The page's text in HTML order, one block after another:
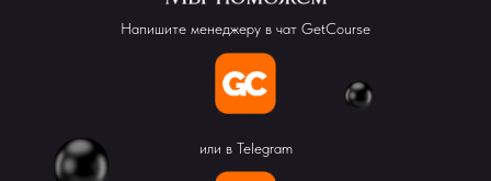
Напишите менеджеру в чат GetCourse
или в Telegram